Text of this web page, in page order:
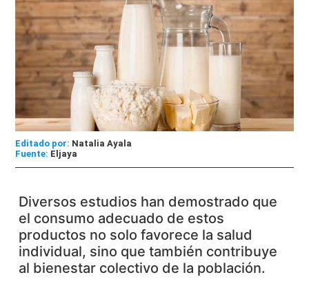
Editado por: Natalia Ayala
Eljaya
Diversos estudios han demostrado que
el consumo adecuado de estos
productos no solo favorece la salud
individual, sino que también contribuye
al bienestar colectivo de la población.